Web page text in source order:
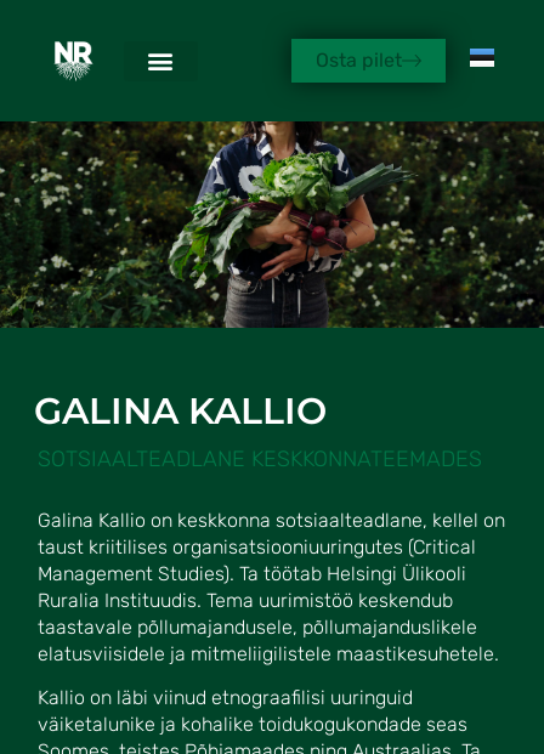
Osta pilet
GALINA KALLIO
SOTSIAALTEADLANE KESKKONNATEEMADES
Galina Kallio on keskkonna sotsiaalteadlane, kellel on
taust kriitilises organisatsiooniuuringutes (Critical
Management Studies). Ta töötab Helsingi Ülikooli
Ruralia Instituudis. Tema uurimistöö keskendub
taastavale põllumajandusele, põllumajanduslikele
elatusviisidele ja mitmeliigilistele maastikesuhetele.
Kallio on läbi viinud etnograafilisi uuringuid
väiketalunike ja kohalike toidukogukondade seas